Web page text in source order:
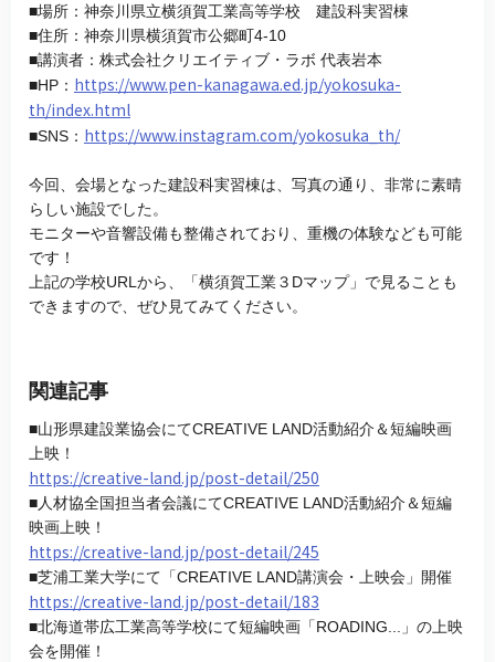
■場所：神奈川県立横須賀工業高等学校 建設科実習棟
■住所：神奈川県横須賀市公郷町4-10
■講演者：株式会社クリエイティブ・ラボ 代表岩本
■HP： https://www.pen-kanagawa.ed.jp/yokosuka-
th/index.html
■SNS： https://www.instagram.com/yokosuka_th/
今回、会場となった建設科実習棟は、写真の通り、非常に素晴
らしい施設でした。
モニターや音響設備も整備されており、重機の体験なども可能
です！
上記の学校URLから、「横須賀工業３Dマップ」で見ることも
できますので、ぜひ見てみてください。
関連記事
■山形県建設業協会にてCREATIVE LAND活動紹介＆短編映画
上映！
https://creative-land.jp/post-detail/250
■人材協全国担当者会議にてCREATIVE LAND活動紹介＆短編
映画上映！
https://creative-land.jp/post-detail/245
■芝浦工業大学にて「CREATIVE LAND講演会・上映会」開催
https://creative-land.jp/post-detail/183
■北海道帯広工業高等学校にて短編映画「ROADING...」の上映
会を開催！